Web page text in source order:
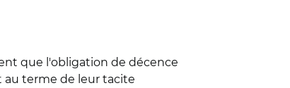
que l'obligation de décence
au terme de leur tacite